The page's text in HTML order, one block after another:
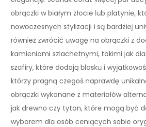
obrączki w białym złocie lub platynie,
nowoczesnych stylizacji i są bardziej
również zwrócić uwagę na obrączki z
kamieniami szlachetnymi, takimi jak
szafiry, które dodają blasku i
którzy pragną czegoś naprawdę
obrączki wykonane z materiałów
jak drewno czy tytan, które mogą być
wyborem dla osób ceniących sobie